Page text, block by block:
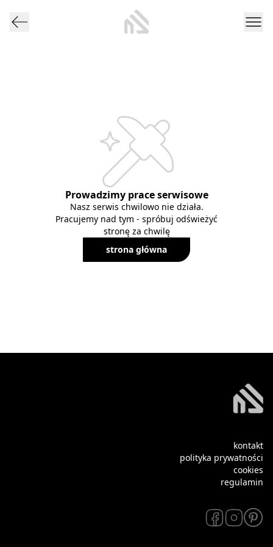
Prowadzimy prace serwisowe
Nasz serwis chwilowo nie działa.
Pracujemy nad tym - spróbuj odświeżyć
stronę za chwilę
strona główna
kontakt
polityka prywatności
cookies
regulamin